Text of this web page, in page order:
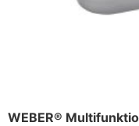
WEBER®